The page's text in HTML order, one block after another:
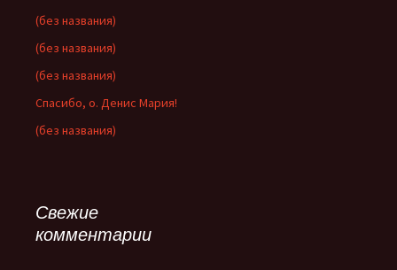
(без названия)
(без названия)
(без названия)
Спасибо, о. Денис Мария!
(без названия)
Свежие
комментарии